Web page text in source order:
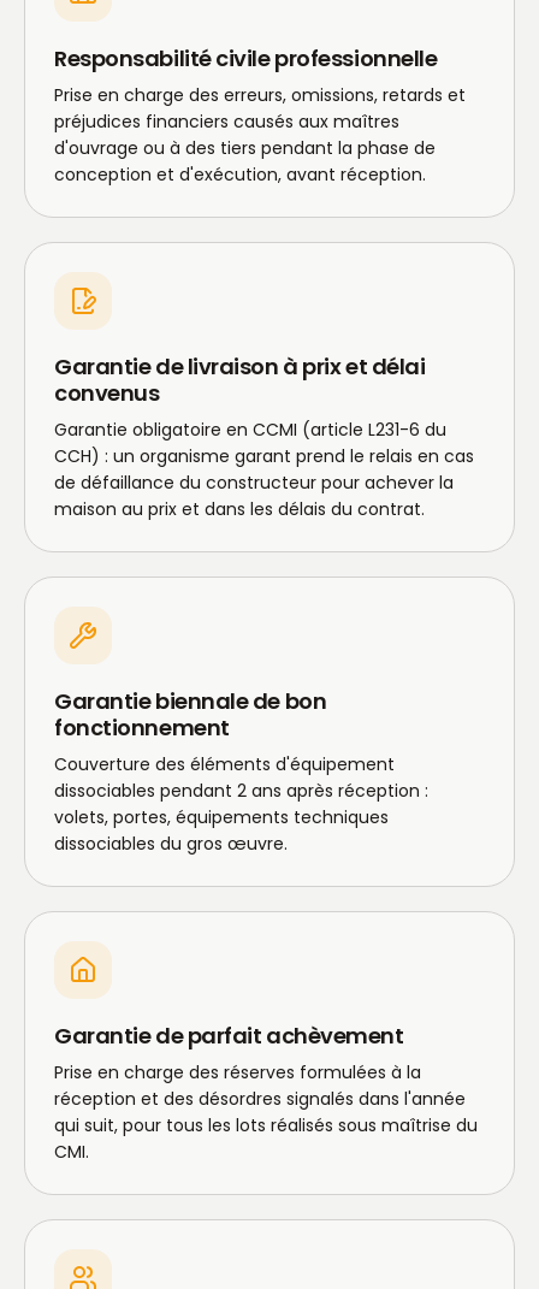
Responsabilité civile professionnelle
Prise en charge des erreurs, omissions, retards et
préjudices financiers causés aux maîtres
d'ouvrage ou à des tiers pendant la phase de
conception et d'exécution, avant réception.
Garantie de livraison à prix et délai
convenus
Garantie obligatoire en CCMI (article L231-6 du
CCH) : un organisme garant prend le relais en cas
de défaillance du constructeur pour achever la
maison au prix et dans les délais du contrat.
Garantie biennale de bon
fonctionnement
Couverture des éléments d'équipement
dissociables pendant 2 ans après réception :
volets, portes, équipements techniques
dissociables du gros œuvre.
Garantie de parfait achèvement
Prise en charge des réserves formulées à la
réception et des désordres signalés dans l'année
qui suit, pour tous les lots réalisés sous maîtrise du
CMI.